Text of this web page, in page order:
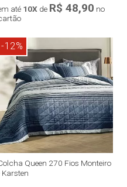
até 10X de R$ 48,90 no
Compra rápida
-12%
Queen 270 Fios Monteiro
Karsten